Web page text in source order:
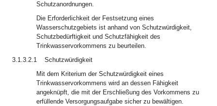
Schutzanordnungen.
Die Erforderlichkeit der Festsetzung eines
Wasserschutzgebiets ist anhand von Schutzwürdigkeit,
Schutzbedürftigkeit und Schutzfähigkeit des
Trinkwasservorkommens zu beurteilen.
3.1.3.2.1
Schutzwürdigkeit
Mit dem Kriterium der Schutzwürdigkeit eines
Trinkwasservorkommens wird an dessen Fähigkeit
angeknüpft, die mit der Erschließung des Vorkommens zu
erfüllende Versorgungsaufgabe sicher zu bewältigen.